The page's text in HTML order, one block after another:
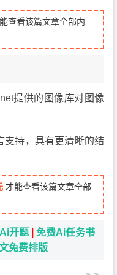
查看该篇文章全部内
提供的图像库对图像
支持，具有更清晰的结
才能查看该篇文章全部
开题 |免费Ai任务书
免费排版